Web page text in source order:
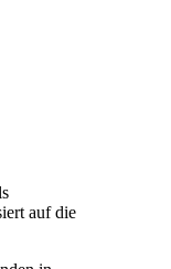
auf die